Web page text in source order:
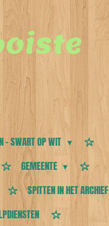
- SWART OP WIT
GEMEENTE
SPITTEN IN HET ARCHIEF